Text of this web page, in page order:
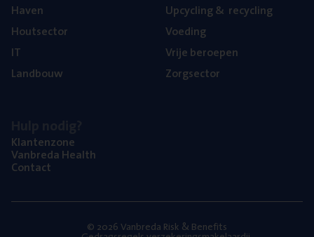
Haven
Hout­sec­tor
IT
Land­bouw
Upcy­cling& recycling
Voe­ding
Vrije beroe­pen
Zorg­sec­tor
Klan­ten­zo­ne
Van­b­re­da Health
Con­tact
© 2026 Vanbreda Risk & Benefits